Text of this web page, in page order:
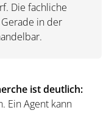
Die fachliche
in der
ist deutlich:
Ein Agent kann